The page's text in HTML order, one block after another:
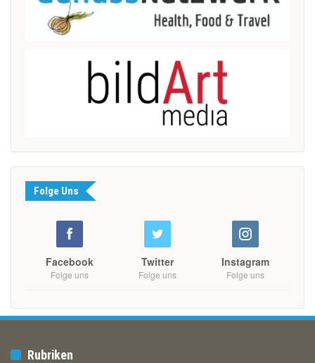
Folge Uns
Facebook
Folge uns
Twitter
Folge uns
Instagram
Folge uns
Rubriken